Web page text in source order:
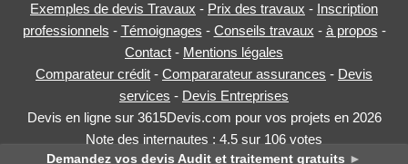
Demandez vos devis Audit et traitement gratuits ►
Exemples de devis Travaux - Prix des travaux - Inscription
professionnels - Témoignages - Conseils travaux - à propos -
Contact - Mentions légales
Comparateur crédit - Compararateur assurances - Devis
services - Devis Entreprises
Devis en ligne sur 3615Devis.com pour vos projets en 2026
Note des internautes : 4.5 sur 106 votes